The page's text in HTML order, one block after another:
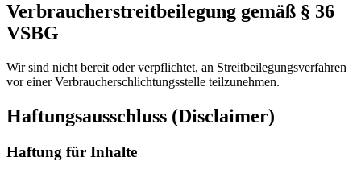
Verbraucherstreitbeilegung gemäß § 36
VSBG
Wir sind nicht bereit oder verpflichtet, an Streitbeilegungsverfahren
vor einer Verbraucherschlichtungsstelle teilzunehmen.
Haftungsausschluss (Disclaimer)
Haftung für Inhalte